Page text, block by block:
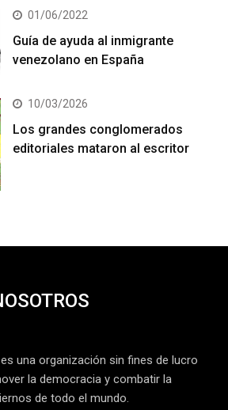
01/06/2022
Guía de ayuda al inmigrante
venezolano en España
10/03/2026
Los grandes conglomerados
editoriales mataron al escritor
una organización sin fines de lucro
la democracia y combatir la
de todo el mundo.